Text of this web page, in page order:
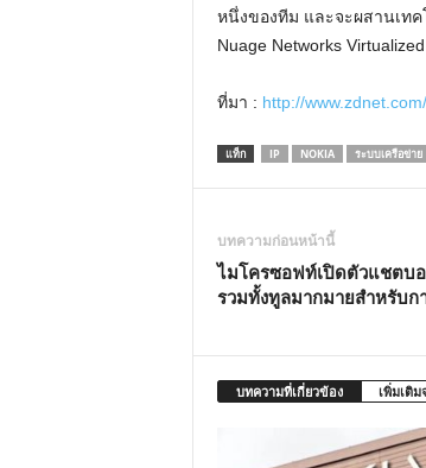
หนึ่งของทีม และจะผสานเทค
Nuage Networks
ที่มา : http://
แท็ก IP NOKIA ระบบเครือข่าย
บทความก่อนหน้านี้
ไมโครซอฟท์เปิดตัวแชตบ
รวมทั้งทูลมากมายสำหรับก
บทความที่เกี่ยวข้อง เพิ่มเติม